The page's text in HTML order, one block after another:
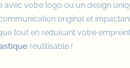
avec votre logo ou un design
original et
tout en réduisant votre
réutilisable !